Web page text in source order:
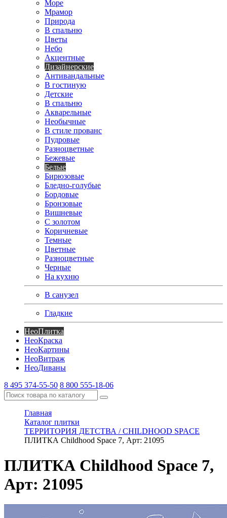
Море
Мрамор
Природа
В спальню
Цветы
Небо
Акцентные
Дизайнерские
Антивандальные
В гостиную
Детские
В спальню
Акварельные
Необычные
В стиле прованс
Пудровые
Разноцветные
Бежевые
Белые
Бирюзовые
Бледно-голубые
Бордовые
Бронзовые
Вишневые
С золотом
Коричневые
Темные
Цветные
Разноцветные
Черные
На кухню
В санузел
Гладкие
НеоПлитка
НеоКраска
НеоКартины
НеоВитраж
НеоДиваны
8 495 374-55-50 8 800 555-18-06
Главная
Каталог плитки
ТЕРРИТОРИЯ ДЕТСТВА / CHILDHOOD SPACE
ПЛИТКА Childhood Space 7, Арт: 21095
ПЛИТКА Childhood Space 7,
Арт: 21095